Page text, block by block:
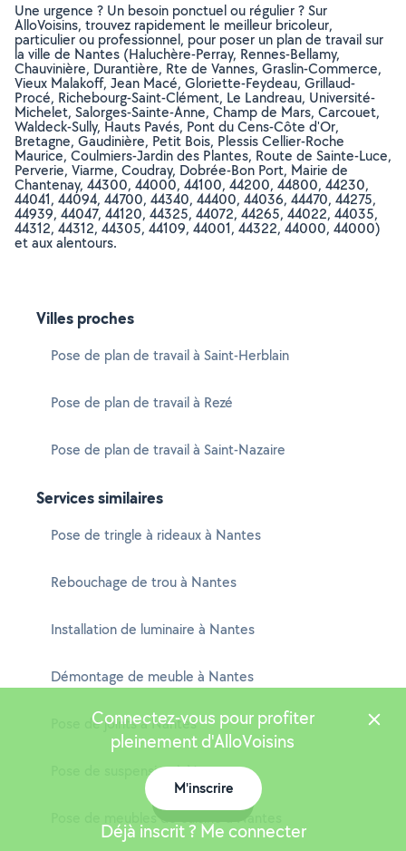
Une urgence ? Un besoin ponctuel ou régulier ? Sur
AlloVoisins, trouvez rapidement le meilleur bricoleur,
particulier ou professionnel, pour poser un plan de travail sur
la ville de Nantes (Haluchère-Perray, Rennes-Bellamy,
Chauvinière, Durantière, Rte de Vannes, Graslin-Commerce,
Vieux Malakoff, Jean Macé, Gloriette-Feydeau, Grillaud-
Procé, Richebourg-Saint-Clément, Le Landreau, Université-
Michelet, Salorges-Sainte-Anne, Champ de Mars, Carcouet,
Waldeck-Sully, Hauts Pavés, Pont du Cens-Côte d'Or,
Bretagne, Gaudinière, Petit Bois, Plessis Cellier-Roche
Maurice, Coulmiers-Jardin des Plantes, Route de Sainte-Luce,
Perverie, Viarme, Coudray, Dobrée-Bon Port, Mairie de
Chantenay, 44300, 44000, 44100, 44200, 44800, 44230,
44041, 44094, 44700, 44340, 44400, 44036, 44470, 44275,
44939, 44047, 44120, 44325, 44072, 44265, 44022, 44035,
44312, 44312, 44305, 44109, 44001, 44322, 44000, 44000)
et aux alentours.
Villes proches
Pose de plan de travail à Saint-Herblain
Pose de plan de travail à Rezé
Pose de plan de travail à Saint-Nazaire
Services similaires
Pose de tringle à rideaux à Nantes
Rebouchage de trou à Nantes
Installation de luminaire à Nantes
Démontage de meuble à Nantes
Pose de joints à Nantes
Pose de suspension à Nantes
Connectez-vous pour profiter
pleinement d'AlloVoisins
M'inscrire
Déjà inscrit ? Me connecter